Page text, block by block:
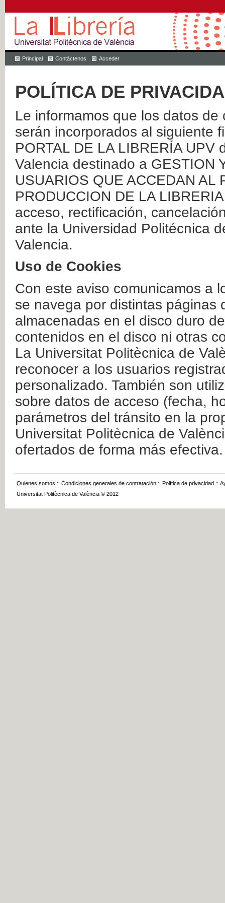
Principal Contáctenos Acceder
POLÍTICA DE
Le informamos que los datos
serán incorporados al siguiente
PORTAL DE LA LIBRERÍA
Valencia destinado a GESTION
USUARIOS QUE ACCEDAN AL
PRODUCCION DE LA
acceso, rectificación,
ante la Universidad Politécnica
Valencia.
Uso de Cookies
Con este aviso comunicamos a
se navega por distintas páginas
almacenadas en el disco duro
contenidos en el disco ni otras
La Universitat Politècnica de
reconocer a los usuarios
personalizado. También son
sobre datos de acceso (fecha,
parámetros del tránsito en la
Universitat Politècnica de
ofertados de forma más efectiva.
Quienes somos :: Condiciones generales de contratación :: Política de privacidad ::
Universitat Politècnica de València © 2012